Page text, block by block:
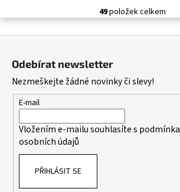
O
a
c
r
49položek celkem
Odebírat newsletter
Nezmeškejte žádné novinky či slevy!
E-mail
Vložením e-mailu souhlasíte s
osobních údajů
PŘIHLÁSIT SE